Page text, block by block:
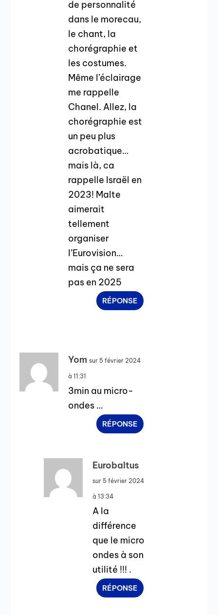
de personnalité
dans le morecau,
le chant, la
chorégraphie et
les costumes.
Même l’éclairage
me rappelle
Chanel. Allez, la
chorégraphie est
un peu plus
acrobatique…
mais là, ca
rappelle Israël en
2023! Malte
aimerait
tellement
organiser
l’Eurovision…
mais ça ne sera
pas en 2025
RÉPONSE
Yom sur 5 février 2024
à 11:31
3min au micro-
ondes …
RÉPONSE
Eurobaltus
sur 5 février 2024
à 13:34
A la
différence
que le micro
ondes à son
utilité !!! .
RÉPONSE